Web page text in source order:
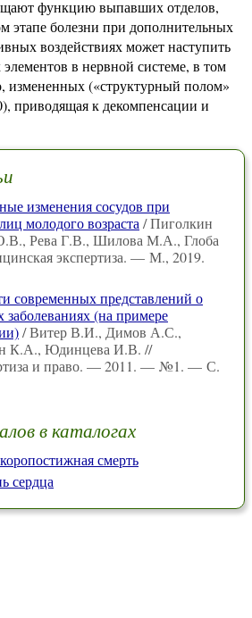
функцию выпавших отделов,
этапе болезни при дополнительных
воздействиях может наступить
элементов в нервной системе, в том
измененных («структурный полом»
приводящая к декомпенсации и
изменения сосудов при
молодого возраста / Пиголкин
Рева Г.В., Шилова М.А., Глоба
экспертиза. — М., 2019.
современных представлений о
заболеваниях (на примере
/ Витер В.И., Димов А.С.,
К.А., Юдинцева И.В. //
и право. — 2011. — №1. — С.
в каталогах
смерть
сердца